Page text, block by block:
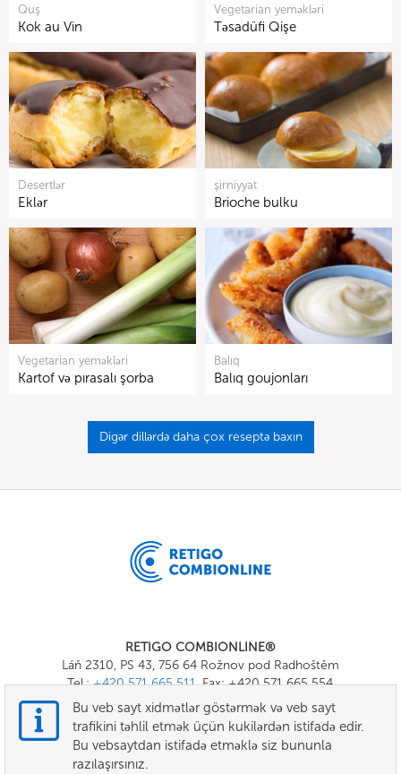
Quş
Kok au Vin
Vegetarian yeməkləri
Təsadüfi Qişe
Desertlər
Eklər
şirniyyat
Brioche bulku
Vegetarian yeməkləri
Kartof və pırasalı şorba
Balıq
Balıq goujonları
Digər dillərdə daha çox reseptə baxın
RETIGO COMBIONLINE®
Láň 2310, PS 43, 756 64 Rožnov pod Radhoštěm
Tel.:+420 571 665 511, Fax: +420 571 665 554
E-mail: info@combionline.com
Bu veb sayt xidmətlər göstərmək və veb sayt
trafikini təhlil etmək üçün kukilərdən istifadə edir.
Bu vebsaytdan istifadə etməklə siz bununla
razılaşırsınız.